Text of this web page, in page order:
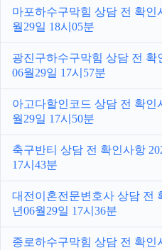
마포하수구막힘 상담 전 확인
월29일 18시05분
광진구하수구막힘 상담 전 확
06월29일 17시57분
아고다할인코드 상담 전 확인
월29일 17시50분
축구반티 상담 전 확인사항
17시43분
대전이혼전문변호사 상담 전
년06월29일 17시36분
종로하수구막힘 상담 전 확인